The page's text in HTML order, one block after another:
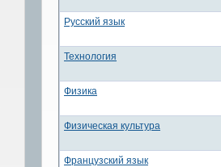
Русский язык
Технология
Физика
Физическая культура
Французский язык